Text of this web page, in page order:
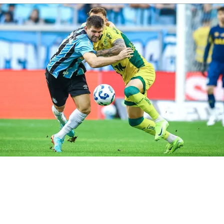
Imortal acabará a rodada isolado na liderança.
RELATED TOPICS: DESTAQUE ESCALAÇÃO
JUVENTUDE
Saiba como assistir de graça a Grêmio e Juventude
Renato x Roger: saiba quem venceu mais